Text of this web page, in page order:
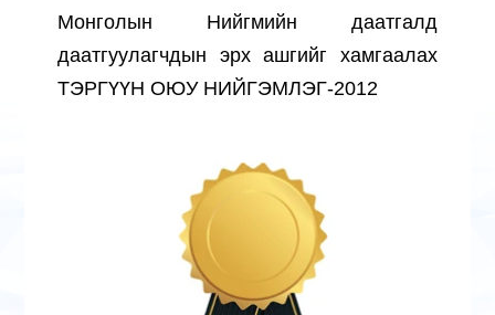
Монголын Нийгмийн даатгалд
даатгуулагчдын эрх ашгийг хамгаалах
ТЭРГҮҮН ОЮУ НИЙГЭМЛЭГ-2012